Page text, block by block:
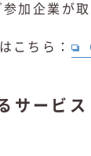
参加企業が
こちら：
サービス